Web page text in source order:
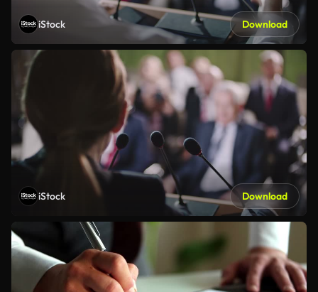
iStock Download
iStock Download